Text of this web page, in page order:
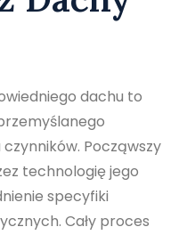
dachu to
Począwszy
technologię jego
specyfiki
Cały proces